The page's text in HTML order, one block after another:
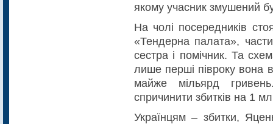
якому учасник змушений
На чолі посередників
«Тендерна палата»,
сестра і помічник. Та
лише перші півроку вона
майже мільярд
спричинити збитків на 1
Українцям – збитки,